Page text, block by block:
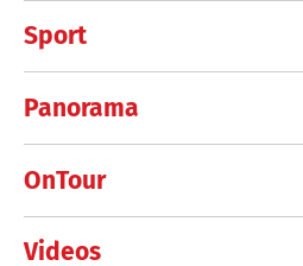
Sport
Panorama
OnTour
Videos